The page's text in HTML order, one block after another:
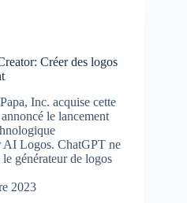
Créer des logos
Inc. acquise cette
le lancement
Logos. ChatGPT ne
générateur de logos
2023